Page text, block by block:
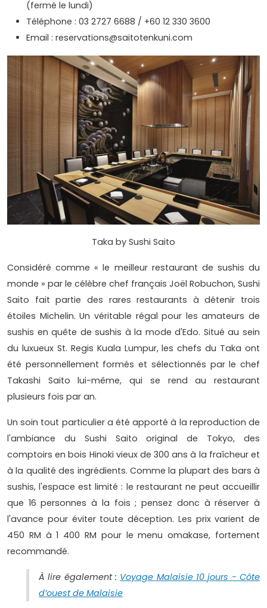
(fermé le lundi)
Téléphone : 03 2727 6688 / +60 12 330 3600
Email : reservations@saitotenkuni.com
Taka by Sushi Saito
Considéré comme « le meilleur restaurant de sushis du
monde » par le célèbre chef français Joël Robuchon, Sushi
Saito fait partie des rares restaurants à détenir trois
étoiles Michelin. Un véritable régal pour les amateurs de
sushis en quête de sushis à la mode d'Edo. Situé au sein
du luxueux St. Regis Kuala Lumpur, les chefs du Taka ont
été personnellement formés et sélectionnés par le chef
Takashi Saito lui-même, qui se rend au restaurant
plusieurs fois par an.
Un soin tout particulier a été apporté à la reproduction de
l'ambiance du Sushi Saito original de Tokyo, des
comptoirs en bois Hinoki vieux de 300 ans à la fraîcheur et
à la qualité des ingrédients. Comme la plupart des bars à
sushis, l'espace est limité : le restaurant ne peut accueillir
que 16 personnes à la fois ; pensez donc à réserver à
l'avance pour éviter toute déception. Les prix varient de
450 RM à 1 400 RM pour le menu omakase, fortement
recommandé.
À lire également : Voyage Malaisie 10 jours - Côte
d’ouest de Malaisie